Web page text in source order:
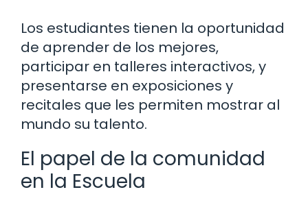
Los estudiantes tienen la oportunidad
de aprender de los mejores,
participar en talleres interactivos, y
presentarse en exposiciones y
recitales que les permiten mostrar al
mundo su talento.
El papel de la comunidad
en la Escuela